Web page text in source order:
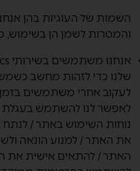
השמות של העוגיות בהן
והמטרות לשמן הן
שלנו כדי לזהות מחשב
לעקוב אחרי משתמשים
לאפשר לנו להשתמש
נוחות השימוש באתר /
את האתר / למנוע הונאה
האתר / להתאים אישית